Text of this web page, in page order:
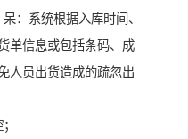
：系统根据入库时间、
单信息或包括条码、成
人员出货造成的疏忽出